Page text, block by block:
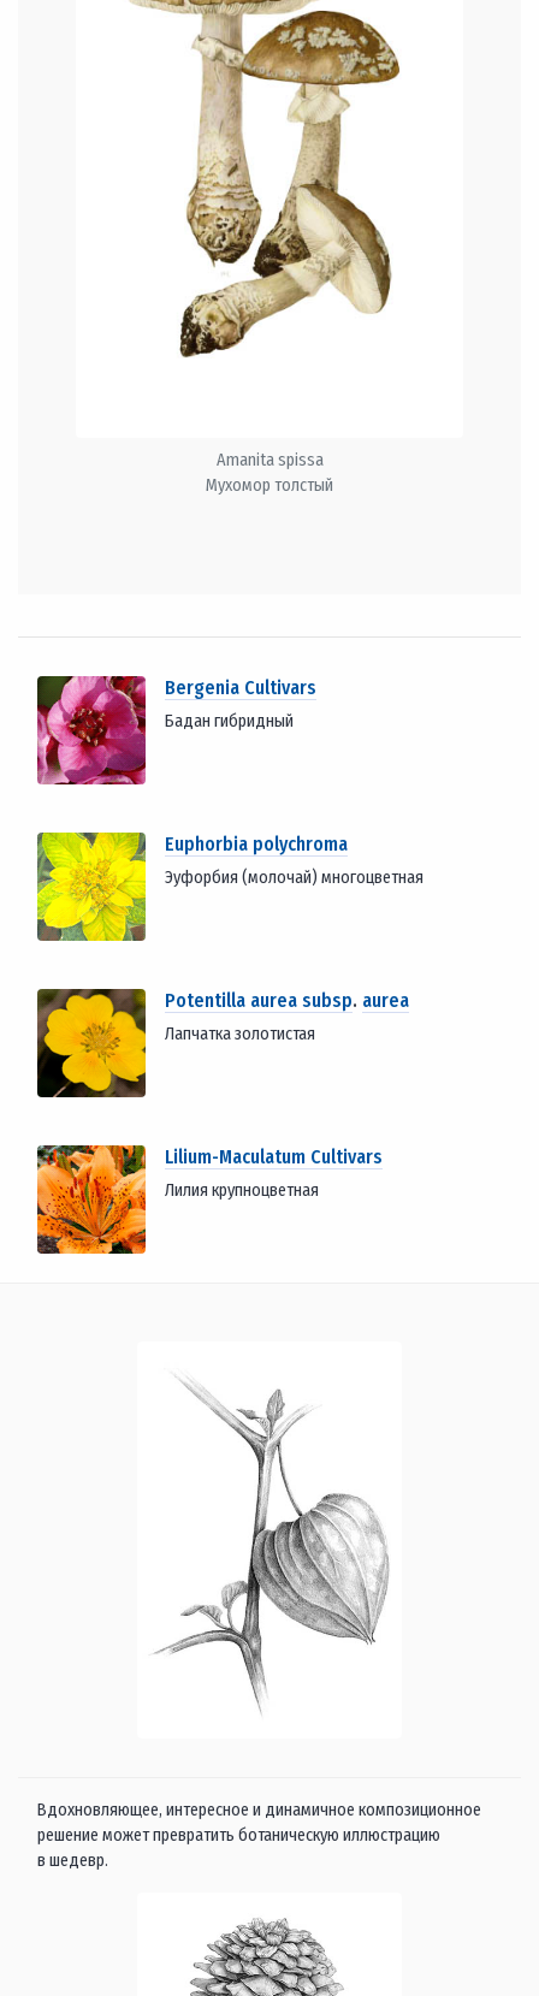
Amanita spissa
Мухомор толстый
Bergenia Cultivars
Бадан гибридный
Euphorbia polychroma
Эуфорбия (молочай) многоцветная
Potentilla aurea subsp. aurea
Лапчатка золотистая
Lilium-Maculatum Cultivars
Лилия крупноцветная
Вдохновляющее, интересное и динамичное композиционное
решение может превратить ботаническую иллюстрацию
в шедевр.